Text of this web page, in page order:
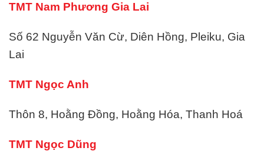
TMT Nam Phương Gia Lai
Số 62 Nguyễn Văn Cừ, Diên Hồng, Pleiku, Gia
Lai
TMT Ngọc Anh
Thôn 8, Hoằng Đồng, Hoằng Hóa, Thanh Hoá
TMT Ngọc Dũng